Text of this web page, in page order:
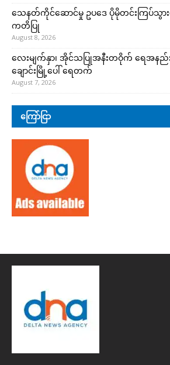
သေနတ်ကိုင်ဆောင်မှု ဥပဒေ ပိုမိုတင်းကြပ်သွာ
ကတိပြု
August 8, 2026
လေးမျက်နှာ၊ အိုင်သပြုအနီးတဝိုက် ရေအနည်း
ချောင်းမြို့ပေါ် ရေတက်
August 7, 2026
ကြော်ငြာ